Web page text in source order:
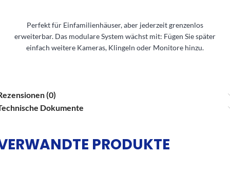
Perfekt für Einfamilienhäuser, aber jederzeit grenzenlos
erweiterbar. Das modulare System wächst mit: Fügen Sie später
einfach weitere Kameras, Klingeln oder Monitore hinzu.
(0)
Dokumente
PRODUKTE